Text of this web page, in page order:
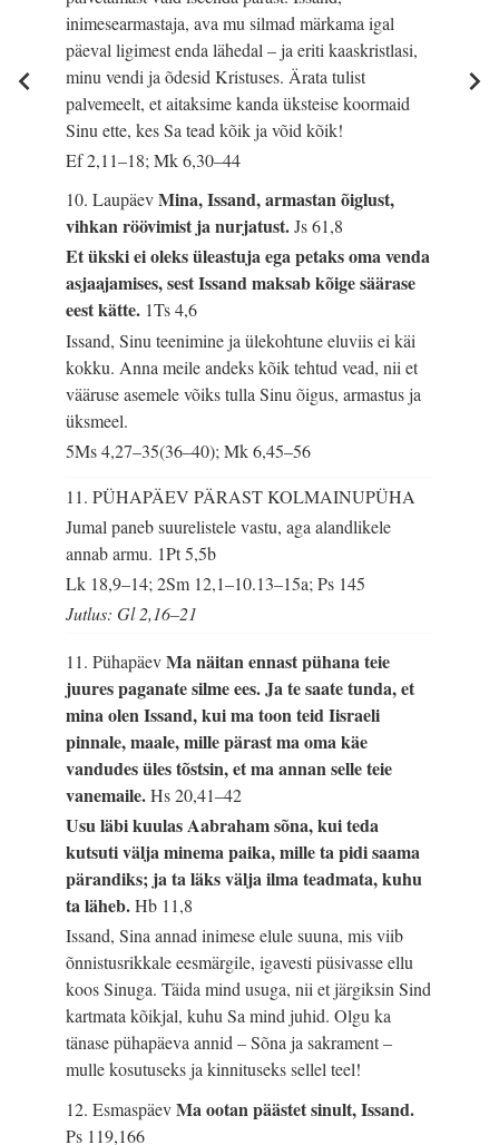
inimesearmastaja, ava mu silmad märkama igal
päeval ligimest enda lähedal – ja eriti kaaskristlasi,
minu vendi ja õdesid Kristuses. Ärata tulist
palvemeelt, et aitaksime kanda üksteise koormaid
Sinu ette, kes Sa tead kõik ja võid kõik!
Ef 2,11–18; Mk 6,30–44
10. LaupäevMina, Issand, armastan õiglust,
vihkan röövimist ja nurjatust.Js 61,8
Et ükski ei oleks üleastuja ega petaks oma venda
asjaajamises, sest Issand maksab kõige säärase
eest kätte. 1Ts 4,6
Issand, Sinu teenimine ja ülekohtune eluviis ei käi
kokku. Anna meile andeks kõik tehtud vead, nii et
vääruse asemele võiks tulla Sinu õigus, armastus ja
üksmeel.
5Ms 4,27–35(36–40); Mk 6,45–56
11. PÜHAPÄEV PÄRAST KOLMAINUPÜHA
Jumal paneb suurelistele vastu, aga alandlikele
annab armu. 1Pt 5,5b
Lk 18,9–14; 2Sm 12,1–10.13–15a; Ps 145
Jutlus: Gl 2,16–21
11. PühapäevMa näitan ennast pühana teie
juures paganate silme ees. Ja te saate tunda, et
mina olen Issand, kui ma toon teid Iisraeli
pinnale, maale, mille pärast ma oma käe
vandudes üles tõstsin, et ma annan selle teie
vanemaile.Hs 20,41–42
Usu läbi kuulas Aabraham sõna, kui teda
kutsuti välja minema paika, mille ta pidi saama
pärandiks; ja ta läks välja ilma teadmata, kuhu
ta läheb.Hb 11,8
Issand, Sina annad inimese elule suuna, mis viib
õnnistusrikkale eesmärgile, igavesti püsivasse ellu
koos Sinuga. Täida mind usuga, nii et järgiksin Sind
kartmata kõikjal, kuhu Sa mind juhid. Olgu ka
tänase pühapäeva annid – Sõna ja sakrament –
mulle kosutuseks ja kinnituseks sellel teel!
12. EsmaspäevMa ootan päästet sinult, Issand.
Ps 119,166